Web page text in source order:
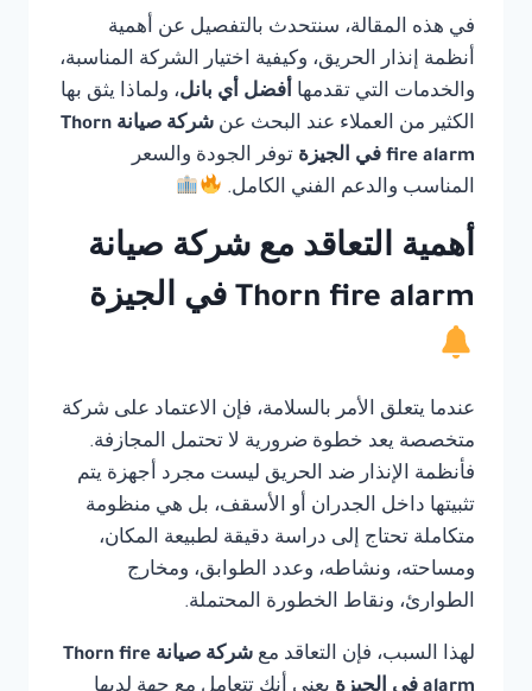
في هذه المقالة، سنتحدث بالتفصيل عن أهمية
أنظمة إنذار الحريق، وكيفية اختيار الشركة المناسبة،
والخدمات التي تقدمها أفضل أي بانل، ولماذا يثق بها
الكثير من العملاء عند البحث عن
شركة صيانة Thorn
fire alarm في الجيزة
توفر الجودة والسعر
المناسب والدعم الفني الكامل.
أهمية التعاقد مع شركة صيانة
Thorn fire alarm في الجيزة
عندما يتعلق الأمر بالسلامة، فإن الاعتماد على شركة
متخصصة يعد خطوة ضرورية لا تحتمل المجازفة.
فأنظمة الإنذار ضد الحريق ليست مجرد أجهزة يتم
تثبيتها داخل الجدران أو الأسقف، بل هي منظومة
متكاملة تحتاج إلى دراسة دقيقة لطبيعة المكان،
ومساحته، ونشاطه، وعدد الطوابق، ومخارج
الطوارئ، ونقاط الخطورة المحتملة.
لهذا السبب، فإن التعاقد مع
شركة صيانة Thorn fire